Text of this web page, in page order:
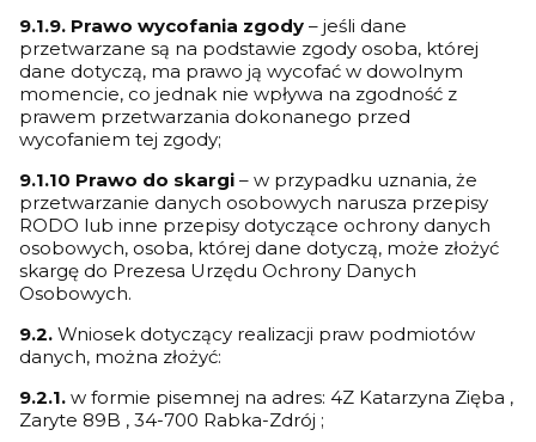
9.1.9. Prawo wycofania zgody – jeśli dane
przetwarzane są na podstawie zgody osoba, której
dane dotyczą, ma prawo ją wycofać w dowolnym
momencie, co jednak nie wpływa na zgodność z
prawem przetwarzania dokonanego przed
wycofaniem tej zgody;
9.1.10 Prawo do skargi – w przypadku uznania, że
przetwarzanie danych osobowych narusza przepisy
RODO lub inne przepisy dotyczące ochrony danych
osobowych, osoba, której dane dotyczą, może złożyć
skargę do Prezesa Urzędu Ochrony Danych
Osobowych.
9.2. Wniosek dotyczący realizacji praw podmiotów
danych, można złożyć:
9.2.1. w formie pisemnej na adres: 4Z Katarzyna Zięba ,
Zaryte 89B , 34-700 Rabka-Zdrój ;